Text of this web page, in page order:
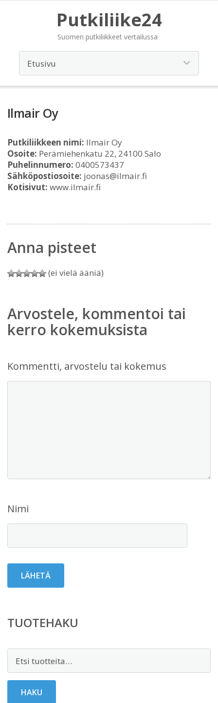
Putkiliike24
Suomen putkiliikkeet vertailussa
Ilmair Oy
Putkiliikkeen nimi: Ilmair Oy
Osoite: Perämiehenkatu 22, 24100 Salo
Puhelinnumero: 0400573437
Sähköpostiosoite: joonas@ilmair.fi
Kotisivut: www.ilmair.fi
Anna pisteet
(ei vielä ääniä)
Arvostele, kommentoi tai
kerro kokemuksista
Kommentti, arvostelu tai kokemus
Nimi
TUOTEHAKU
HAKU